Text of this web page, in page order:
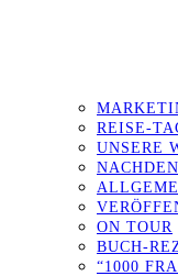
REISE-
UNSERE
ON TOUR
BUCH-
“1000